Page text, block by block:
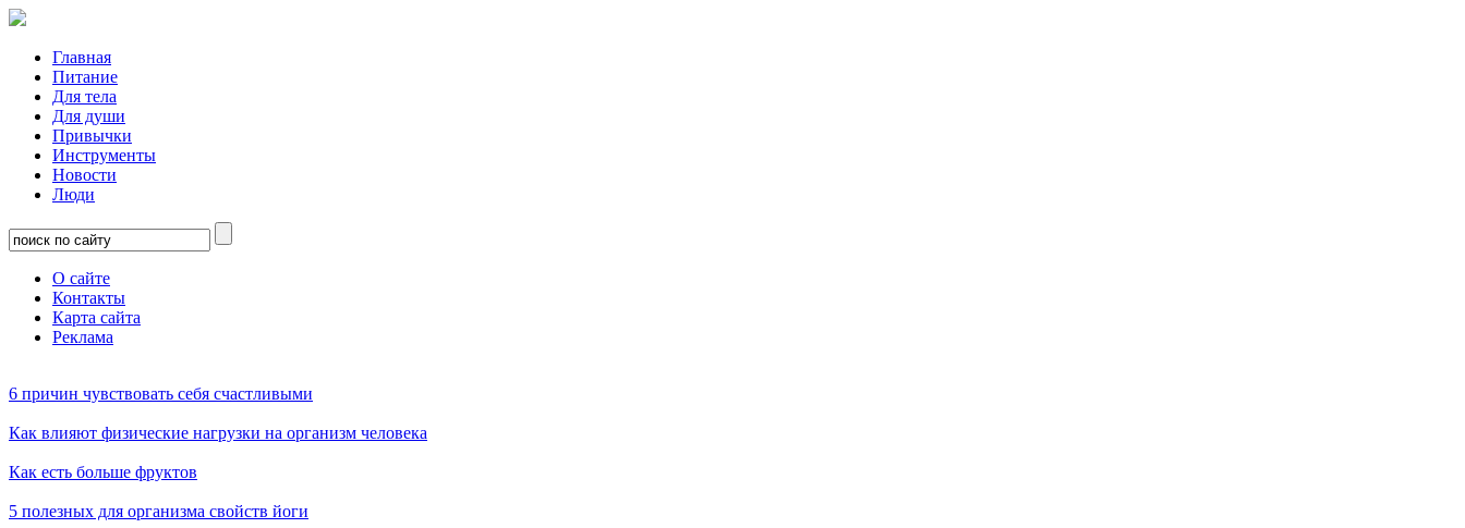
Главная
Питание
Для тела
Для души
Привычки
Инструменты
Новости
Люди
О сайте
Контакты
Карта сайта
Реклама
6 причин чувствовать себя счастливыми
Как влияют физические нагрузки на организм человека
Как есть больше фруктов
5 полезных для организма свойств йоги